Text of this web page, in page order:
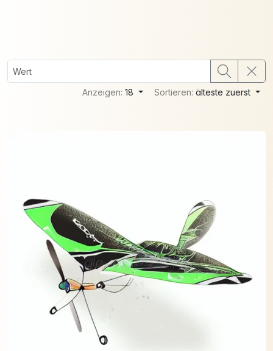
Anzeigen:18 Sortieren:älteste zuerst